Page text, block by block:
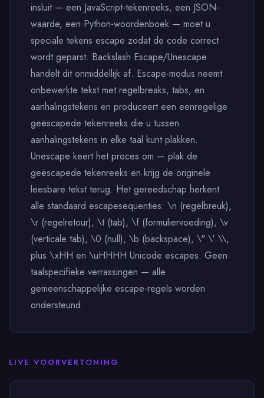
insluit — een JavaScript-tekenreeks, een JSON-
waarde, een Python-woordenboek — moet u
speciale tekens escape zodat de code correct
wordt geparst. Backslash Escape/Unescape
handelt dit onmiddellijk af. Escape-modus neemt
onbewerkte tekst met regelbreaks, tabs, en
aanhalingstekens en produceert een eenregelige
geëscapede tekenreeks die u tussen
aanhalingstekens in elke taal kunt plakken.
Unescape keert het proces om — plak de
geëscapede tekenreeks en krijg de originele
leesbare tekst terug. Het gereedschap herkent
alle standaard escapesequenties: \n (regelbreuk),
\r (regelretour), \t (tab), \f (formuliervoeding), \v
(verticale tab), \0 (null), \b (backspace), \" \' \\,
plus \xHH en \uHHHH Unicode escapes. Geen
taalspecifieke verrassingen — alle
gemeenschappelijke escape-regels worden
ondersteund.
LIVE VOORVERTONING